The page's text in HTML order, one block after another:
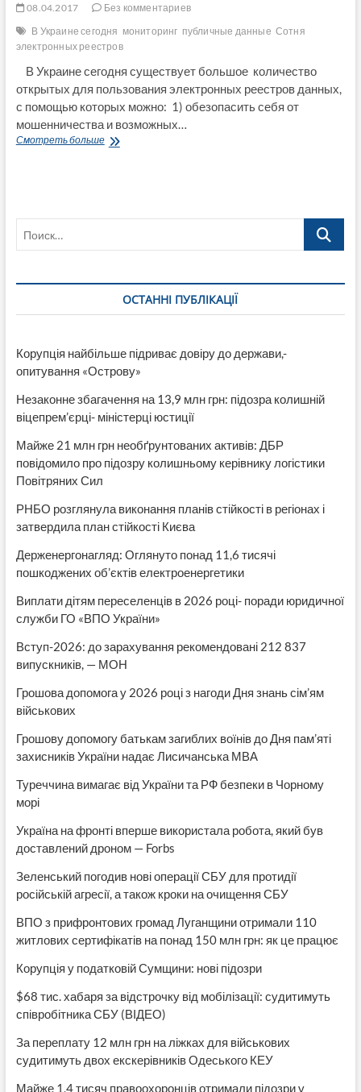
08.04.2017
Без комментариев
В Украине сегодня мониторинг публичные данные Сотня
электронных реестров
В Украине сегодня существует большое количество
открытых для пользования электронных реестров данных,
с помощью которых можно: 1) обезопасить себя от
мошенничества и возможных…
Смотреть большеСотня
Поиск…
ОСТАННІ ПУБЛІКАЦІЇ
Корупція найбільше підриває довіру до держави,-
опитування «Острову»
Незаконне збагачення на 13,9 млн грн: підозра колишній
віцепрем’єрці- міністерці юстиції
Майже 21 млн грн необґрунтованих активів: ДБР
повідомило про підозру колишньому керівнику логістики
Повітряних Сил
РНБО розглянула виконання планів стійкості в регіонах і
затвердила план стійкості Києва
Держенергонагляд: Оглянуто понад 11,6 тисячі
пошкоджених об’єктів електроенергетики
Виплати дітям переселенців в 2026 році- поради юридичної
служби ГО «ВПО України»
Вступ-2026: до зарахування рекомендовані 212 837
випускників, — МОН
Грошова допомога у 2026 році з нагоди Дня знань сім’ям
військових
Грошову допомогу батькам загиблих воїнів до Дня пам’яті
захисників України надає Лисичанська МВА
Туреччина вимагає від України та РФ безпеки в Чорному
морі
Україна на фронті вперше використала робота, який був
доставлений дроном — Forbs
Зеленський погодив нові операції СБУ для протидії
російській агресії, а також кроки на очищення СБУ
ВПО з прифронтових громад Луганщини отримали 110
житлових сертифікатів на понад 150 млн грн: як це працює
Корупція у податковій Сумщини: нові підозри
$68 тис. хабаря за відстрочку від мобілізації: судитимуть
співробітника СБУ (ВІДЕО)
За переплату 12 млн грн на ліжках для військових
судитимуть двох екскерівників Одеського КЕУ
Майже 1,4 тисяч правоохоронців отримали підозри у